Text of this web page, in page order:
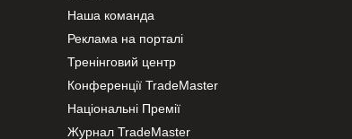
Наша команда
Реклама на порталі
Тренінговий центр
Конференції TradeMaster
Національні Премії
Журнал TradeMaster